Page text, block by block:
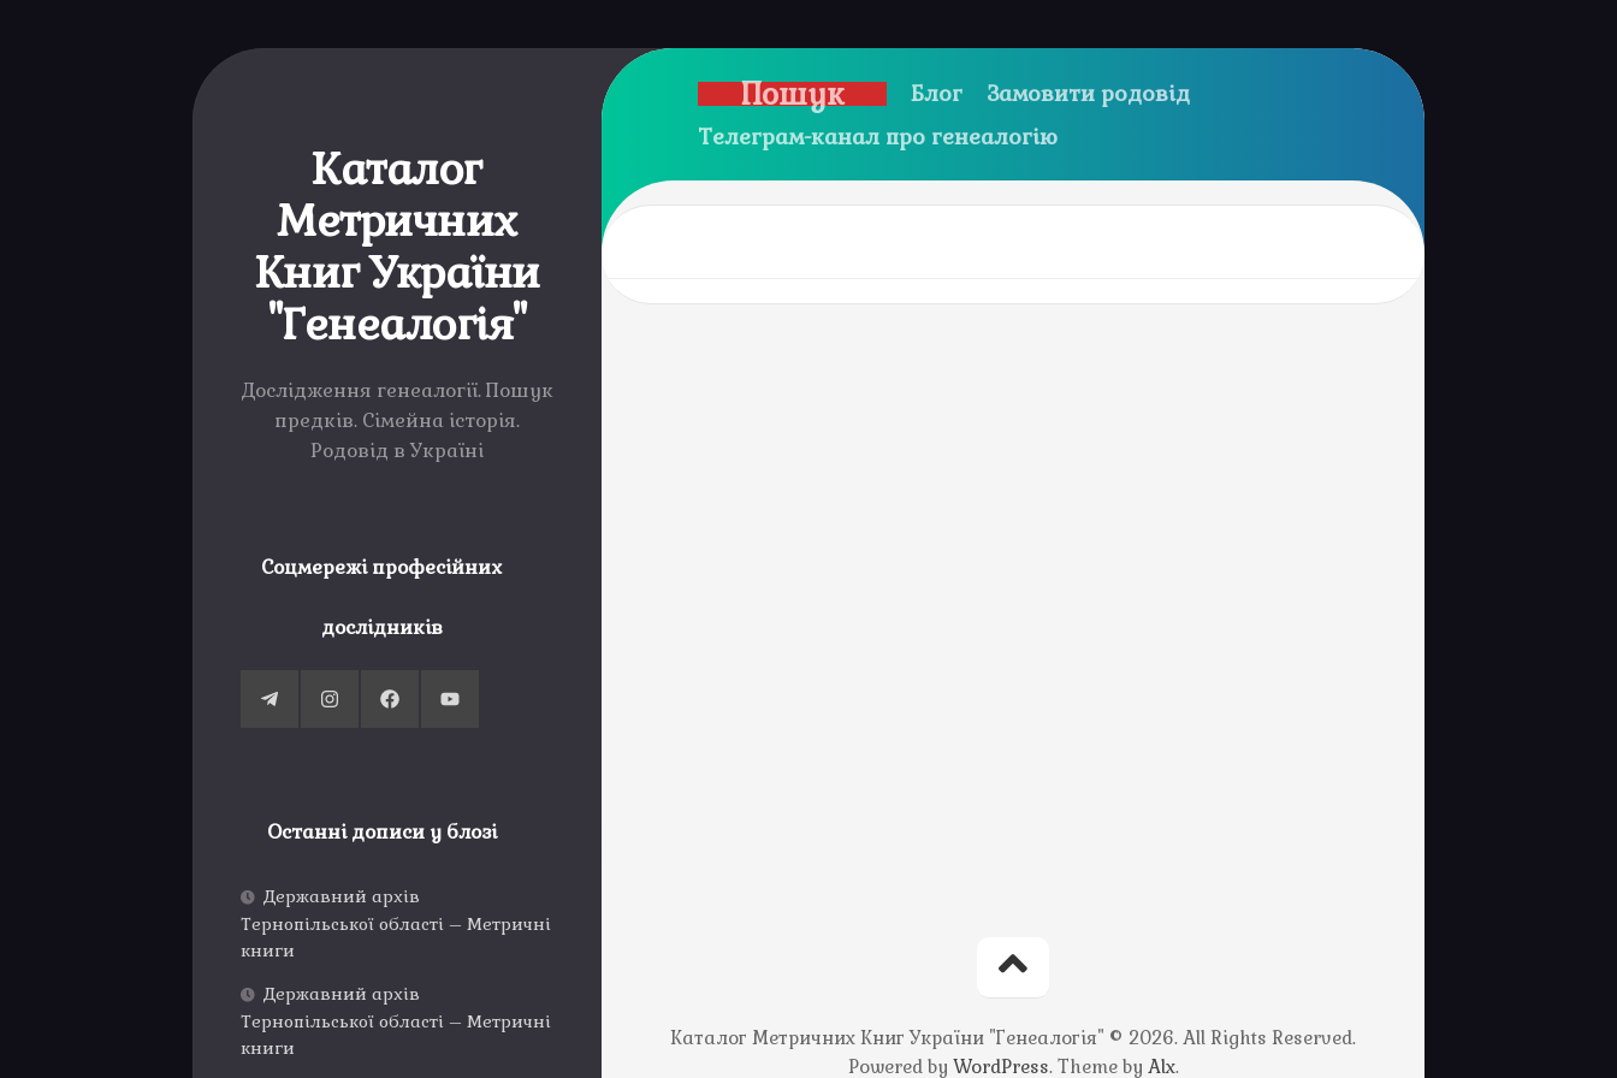
Каталог
Метричних
Книг України
"Генеалогія"
Дослідження генеалогії. Пошук
предків. Сімейна історія.
Родовід в Україні
Соцмережі професійних
дослідників
Останні дописи у блозі
Державний архів
Тернопільської області – Метричні
книги
Державний архів
Тернопільської області – Метричні
книги
Пошук Блог
Замовити родовід
Телеграм-канал про генеалогію
Каталог Метричних Книг України "Генеалогія" © 2026. All Rights Reserved.
Powered by WordPress. Theme by Alx.